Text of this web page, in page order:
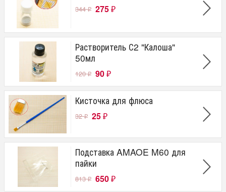
344₽ 275 ₽
Растворитель С2 "Калоша"
50мл
120₽ 90 ₽
Кисточка для флюса
32₽ 25 ₽
Подставка AMAOE M60 для
пайки
813₽ 650 ₽